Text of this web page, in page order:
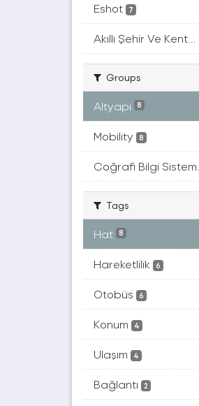
Eshot 7
Akıllı Şehir Ve Kent...
Groups
Altyapı 8
Mobility 8
Coğrafi Bilgi Sistem...
Tags
Hat 8
Hareketlilik 6
Otobüs 6
Konum 4
Ulaşım 4
Bağlantı 2